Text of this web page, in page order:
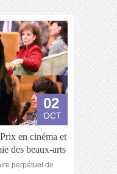
02
OCT
en cinéma et
des beaux-arts
perpétuel de